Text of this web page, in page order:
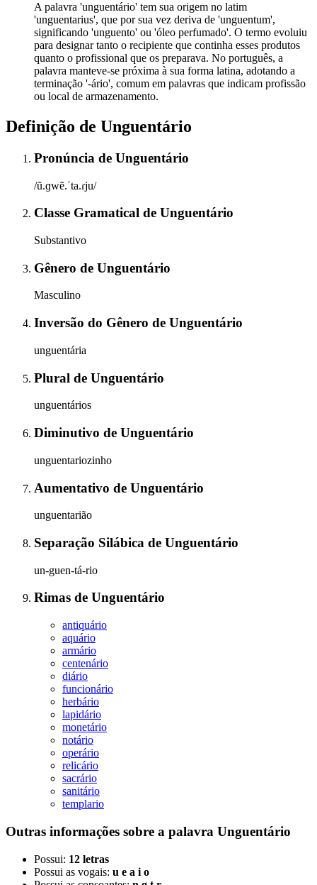
A palavra 'unguentário' tem sua origem no latim
'unguentarius', que por sua vez deriva de 'unguentum',
significando 'unguento' ou 'óleo perfumado'. O termo evoluiu
para designar tanto o recipiente que continha esses produtos
quanto o profissional que os preparava. No português, a
palavra manteve-se próxima à sua forma latina, adotando a
terminação '-ário', comum em palavras que indicam profissão
ou local de armazenamento.
Definição de Unguentário
Pronúncia de Unguentário
/ũ.ɡwẽ.ˈta.ɾju/
Classe Gramatical de Unguentário
Substantivo
Gênero de Unguentário
Masculino
Inversão do Gênero de Unguentário
unguentária
Plural de Unguentário
unguentários
Diminutivo de Unguentário
unguentariozinho
Aumentativo de Unguentário
unguentarião
Separação Silábica de Unguentário
un-guen-tá-rio
Rimas de Unguentário
antiquário
aquário
armário
centenário
diário
funcionário
herbário
lapidário
monetário
notário
operário
relicário
sacrário
sanitário
templario
Outras informações sobre a palavra Unguentário
Possui: 12 letras
Possui as vogais: u e a i o